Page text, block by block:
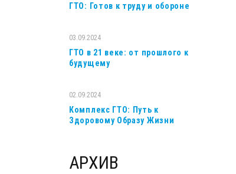
ГТО: Готов к труду и обороне
ГТО в 21 веке: от прошлого к
будущему
03.09.2024
Комплекс ГТО: Путь к
Здоровому Образу Жизни
02.09.2024
АРХИВ